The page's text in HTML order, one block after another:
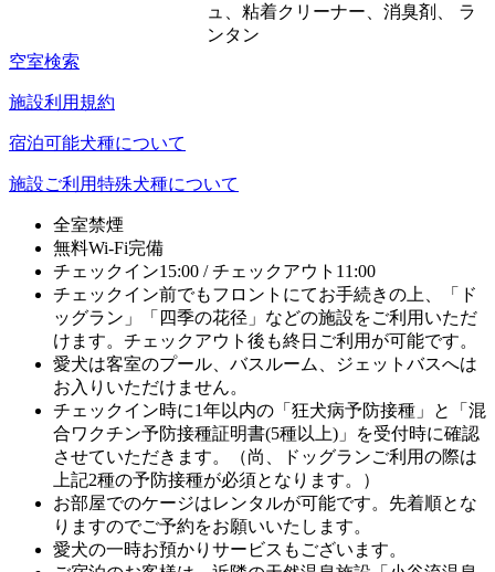
ュ、粘着クリーナー、消臭剤、 ラ
ンタン
空室検索
施設利用規約
宿泊可能犬種について
施設ご利用特殊犬種について
全室禁煙
無料Wi-Fi完備
チェックイン15:00 / チェックアウト11:00
チェックイン前でもフロントにてお手続きの上、「ド
ッグラン」「四季の花径」などの施設をご利用いただ
けます。チェックアウト後も終日ご利用が可能です。
愛犬は客室のプール、バスルーム、ジェットバスへは
お入りいただけません。
チェックイン時に1年以内の「狂犬病予防接種」と「混
合ワクチン予防接種証明書(5種以上)」を受付時に確認
させていただきます。（尚、ドッグランご利用の際は
上記2種の予防接種が必須となります。）
お部屋でのケージはレンタルが可能です。先着順とな
りますのでご予約をお願いいたします。
愛犬の一時お預かりサービスもございます。